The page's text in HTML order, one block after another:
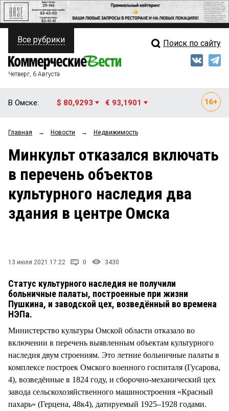
ПОЛИТИКА
ФИНАНСЫ
ОБЩЕСТВО
ЗАКОН
НОВОСТИ КОМПАНИЙ
Свежий выпуск
Мнения
Рейтинги
Блоги
Архив
Все рубрики Поиск по сайту
Четверг, 6 Августа
В Омске: $ 80,9293 € 93,1901
Главная → Новости → Недвижимость
Минкульт отказался включать
в перечень объектов
культурного наследия два
здания в центре Омска
13 июля 2021 17:22 0 3430
Статус культурного наследия не получили
больничные палаты, построенные при жизни
Пушкина, и заводской цех, возведённый во времена
НЭПа.
Министерство культуры Омской области отказало во
включении в перечень выявленным объектам культурного
наследия двум строениям. Это летние больничные палаты в
комплексе построек Омского военного госпиталя (Гусарова,
4), возведённые в 1824 году, и сборочно-механический цех
завода сельскохозяйственного машиностроения «Красный
пахарь» (Герцена, 48к4), датируемый 1925–1928 годами.